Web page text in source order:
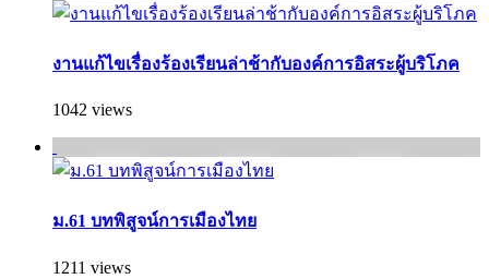
งานแก้ไขเรื่องร้องเรียนล่าช้ากับองค์การอิสระผู้บริโภค
1042 views
ม.61 บทพิสูจน์การเมืองไทย
1211 views